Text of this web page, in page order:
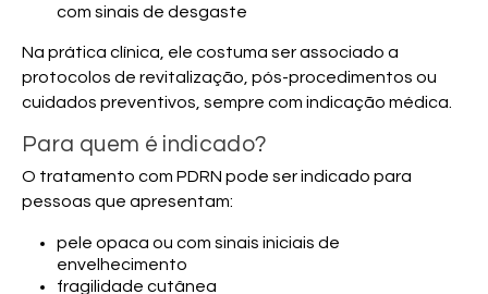
com sinais de desgaste
Na prática clínica, ele costuma ser associado a
protocolos de revitalização, pós-procedimentos ou
cuidados preventivos, sempre com indicação médica.
Para quem é indicado?
O tratamento com PDRN pode ser indicado para
pessoas que apresentam:
pele opaca ou com sinais iniciais de
envelhecimento
fragilidade cutânea